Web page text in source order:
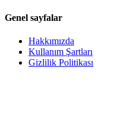
Genel sayfalar
Hakkımızda
Kullanım Şartları
Gizlilik Politikası